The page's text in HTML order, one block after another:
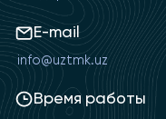
E-mail
info@uztmk.uz
Время работы